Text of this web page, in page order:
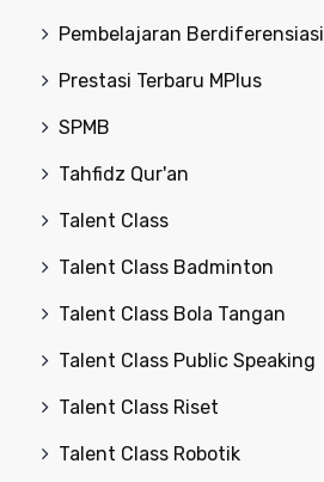
Pembelajaran Berdiferensiasi
Prestasi Terbaru MPlus
SPMB
Tahfidz Qur'an
Talent Class
Talent Class Badminton
Talent Class Bola Tangan
Talent Class Public Speaking
Talent Class Riset
Talent Class Robotik